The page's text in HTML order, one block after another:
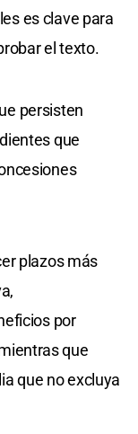
es clave para
el texto.
persisten
que
plazos más
por
que
que no excluya